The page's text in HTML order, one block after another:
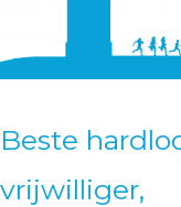
Beste
vrijwilliger,